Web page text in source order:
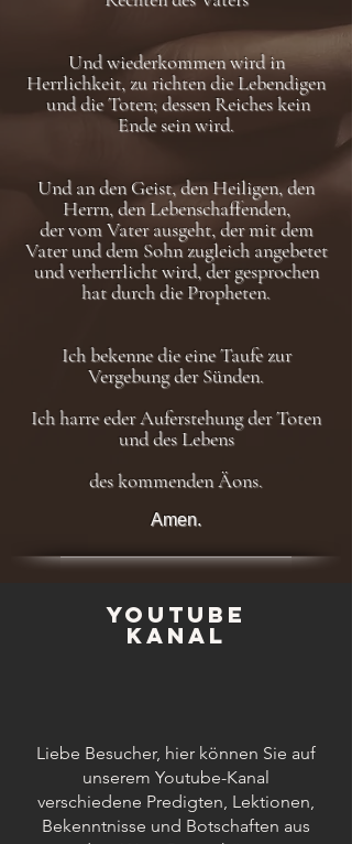
Und wiederkommen wird in
Herrlichkeit, zu richten die Lebendigen
und die Toten; dessen Reiches kein
Ende sein wird.
Und an den Geist, den Heiligen, den
Herrn, den Lebenschaffenden,
der vom Vater ausgeht, der mit dem
Vater und dem Sohn zugleich angebetet
und verherrlicht wird, der gesprochen
hat durch die Propheten.
Ich bekenne die eine Taufe zur
Vergebung der Sünden.
Ich harre eder Auferstehung der Toten
und des Lebens
des kommenden Äons.
Amen.
Youtube
Kanal
Liebe Besucher, hier können Sie auf
unserem Youtube-Kanal
verschiedene Predigten, Lektionen,
Bekenntnisse und Botschaften aus